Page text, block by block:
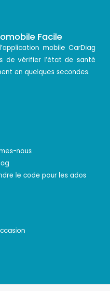
Facile
mobile CarDiag
de vérifier l’état de santé
en quelques secondes.
nous
le code pour les ados